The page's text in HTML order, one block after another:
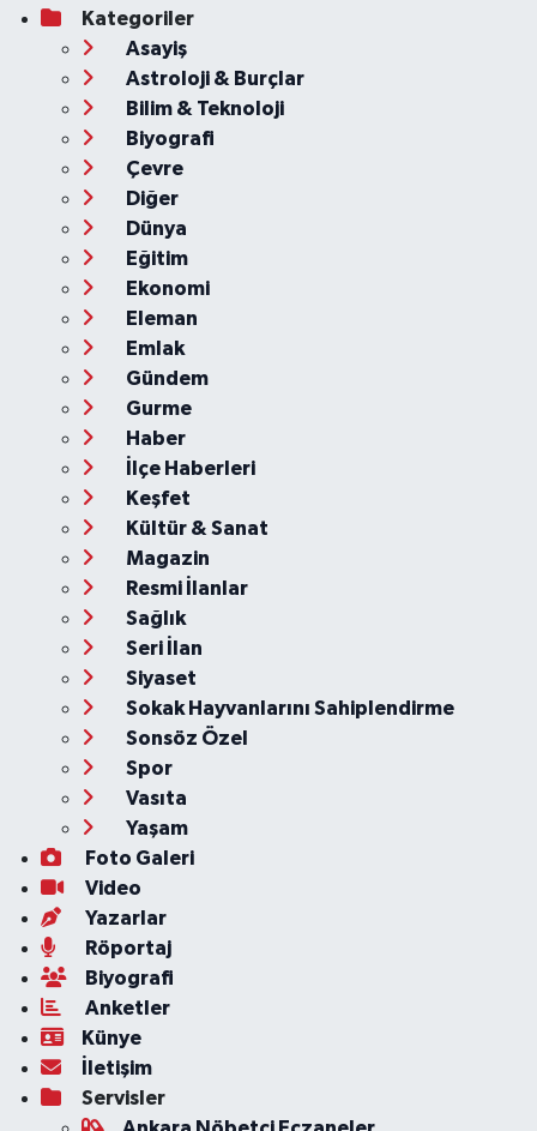
Kategoriler
Asayiş
Astroloji & Burçlar
Bilim & Teknoloji
Biyografi
Çevre
Diğer
Dünya
Eğitim
Ekonomi
Eleman
Emlak
Gündem
Gurme
Haber
İlçe Haberleri
Keşfet
Kültür & Sanat
Magazin
Resmi İlanlar
Sağlık
Seri İlan
Siyaset
Sokak Hayvanlarını Sahiplendirme
Sonsöz Özel
Spor
Vasıta
Yaşam
Foto Galeri
Video
Yazarlar
Röportaj
Biyografi
Anketler
Künye
İletişim
Servisler